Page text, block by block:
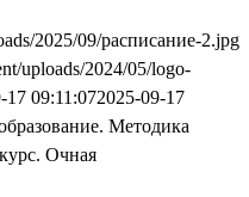
2025/09/расписание-2.jpg
uploads/2024/05/logo-
17 09:11:072025-09-17
Методика
Очная